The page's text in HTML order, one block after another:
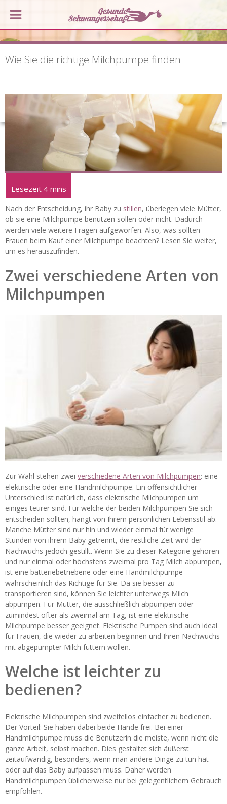
Wie Sie die richtige Milchpumpe finden
Nach der Entscheidung, ihr Baby zu stillen, überlegen viele Mütter,
ob sie eine Milchpumpe benutzen sollen oder nicht. Dadurch
werden viele weitere Fragen aufgeworfen. Also, was sollten
Frauen beim Kauf einer Milchpumpe beachten? Lesen Sie weiter,
um es herauszufinden.
Zwei verschiedene Arten von
Milchpumpen
Zur Wahl stehen zwei verschiedene Arten von Milchpumpen: eine
elektrische oder eine Handmilchpumpe. Ein offensichtlicher
Unterschied ist natürlich, dass elektrische Milchpumpen um
einiges teurer sind. Für welche der beiden Milchpumpen Sie sich
entscheiden sollten, hängt von Ihrem persönlichen Lebensstil ab.
Manche Mütter sind nur hin und wieder einmal für wenige
Stunden von ihrem Baby getrennt, die restliche Zeit wird der
Nachwuchs jedoch gestillt. Wenn Sie zu dieser Kategorie gehören
und nur einmal oder höchstens zweimal pro Tag Milch abpumpen,
ist eine batteriebetriebene oder eine Handmilchpumpe
wahrscheinlich das Richtige für Sie. Da sie besser zu
transportieren sind, können Sie leichter unterwegs Milch
abpumpen. Für Mütter, die ausschließlich abpumpen oder
zumindest öfter als zweimal am Tag, ist eine elektrische
Milchpumpe besser geeignet. Elektrische Pumpen sind auch ideal
für Frauen, die wieder zu arbeiten beginnen und Ihren Nachwuchs
mit abgepumpter Milch füttern wollen.
Welche ist leichter zu
bedienen?
Elektrische Milchpumpen sind zweifellos einfacher zu bedienen.
Der Vorteil: Sie haben dabei beide Hände frei. Bei einer
Handmilchpumpe muss die Benutzerin die meiste, wenn nicht die
ganze Arbeit, selbst machen. Dies gestaltet sich äußerst
zeitaufwändig, besonders, wenn man andere Dinge zu tun hat
oder auf das Baby aufpassen muss. Daher werden
Handmilchpumpen üblicherweise nur bei gelegentlichem Gebrauch
empfohlen.